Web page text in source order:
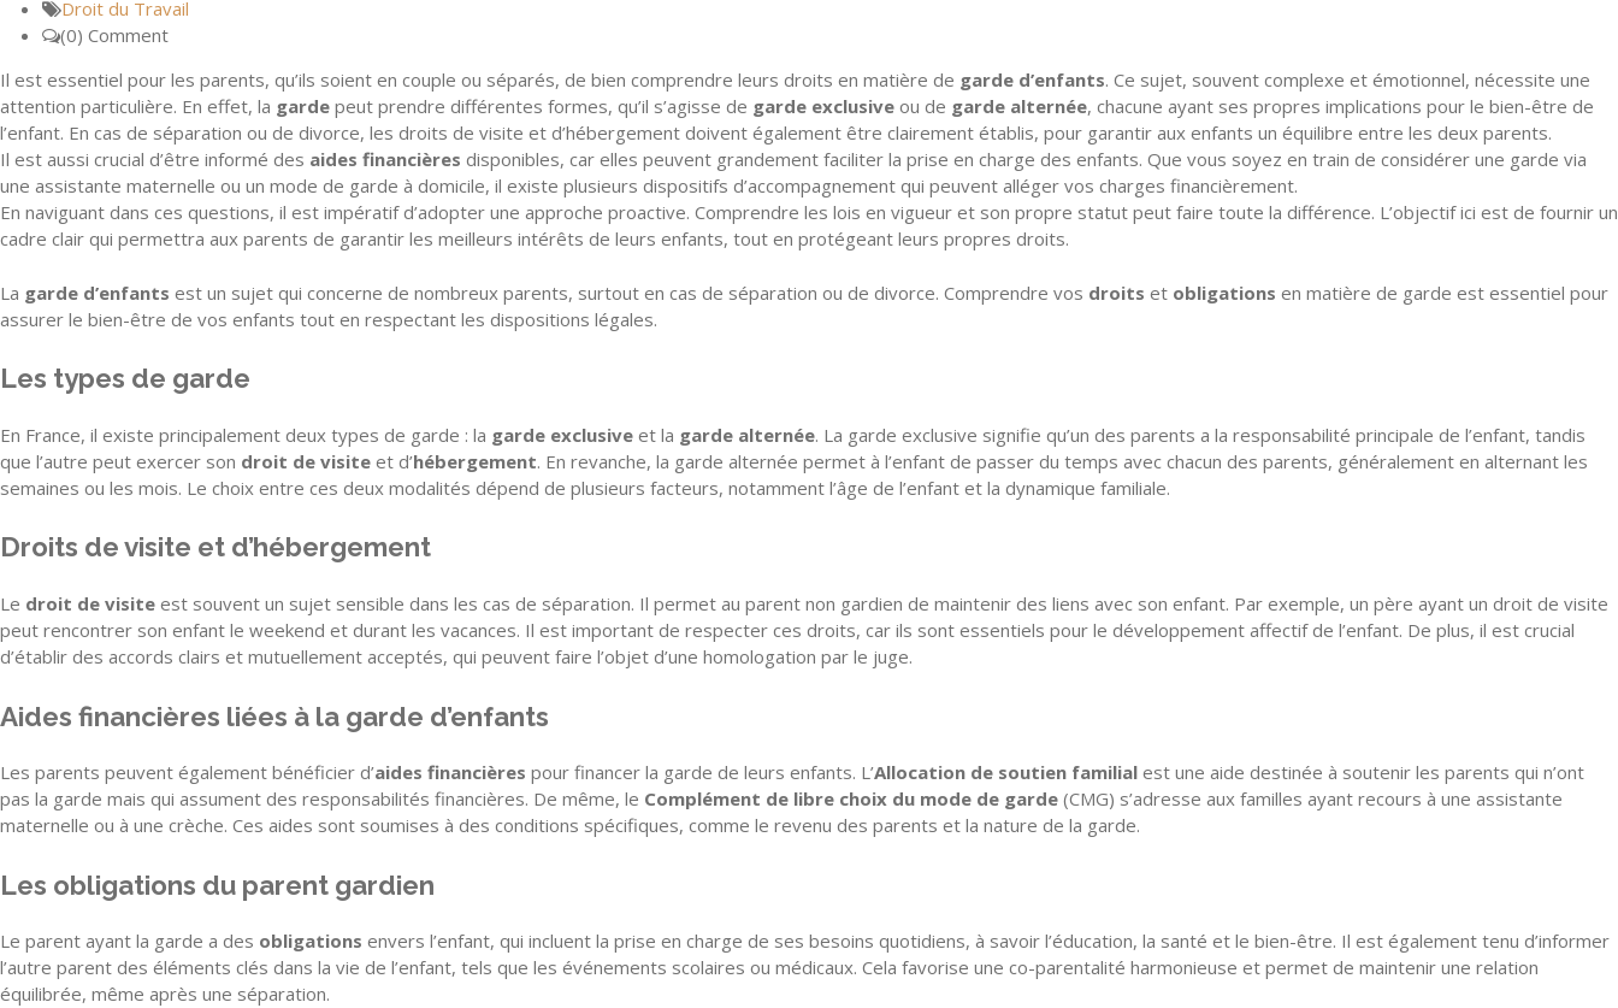
Droit du Travail
(0) Comment
Il est essentiel pour les parents, qu’ils soient en couple ou séparés, de bien comprendre leurs droits en matière de garde d’enfants. Ce sujet, souvent complexe et émotionnel, nécessite une
attention particulière. En effet, la garde peut prendre différentes formes, qu’il s’agisse de garde exclusive ou de garde alternée, chacune ayant ses propres implications pour le bien-être de
l’enfant. En cas de séparation ou de divorce, les droits de visite et d’hébergement doivent également être clairement établis, pour garantir aux enfants un équilibre entre les deux parents.
Il est aussi crucial d’être informé des aides financières disponibles, car elles peuvent grandement faciliter la prise en charge des enfants. Que vous soyez en train de considérer une garde via
une assistante maternelle ou un mode de garde à domicile, il existe plusieurs dispositifs d’accompagnement qui peuvent alléger vos charges financièrement.
En naviguant dans ces questions, il est impératif d’adopter une approche proactive. Comprendre les lois en vigueur et son propre statut peut faire toute la différence. L’objectif ici est de fournir un
cadre clair qui permettra aux parents de garantir les meilleurs intérêts de leurs enfants, tout en protégeant leurs propres droits.
La garde d’enfants est un sujet qui concerne de nombreux parents, surtout en cas de séparation ou de divorce. Comprendre vos droits et obligations en matière de garde est essentiel pour
assurer le bien-être de vos enfants tout en respectant les dispositions légales.
Les types de garde
En France, il existe principalement deux types de garde : la garde exclusive et la garde alternée. La garde exclusive signifie qu’un des parents a la responsabilité principale de l’enfant, tandis
que l’autre peut exercer son droit de visite et d’hébergement. En revanche, la garde alternée permet à l’enfant de passer du temps avec chacun des parents, généralement en alternant les
semaines ou les mois. Le choix entre ces deux modalités dépend de plusieurs facteurs, notamment l’âge de l’enfant et la dynamique familiale.
Droits de visite et d’hébergement
Le droit de visite est souvent un sujet sensible dans les cas de séparation. Il permet au parent non gardien de maintenir des liens avec son enfant. Par exemple, un père ayant un droit de visite
peut rencontrer son enfant le weekend et durant les vacances. Il est important de respecter ces droits, car ils sont essentiels pour le développement affectif de l’enfant. De plus, il est crucial
d’établir des accords clairs et mutuellement acceptés, qui peuvent faire l’objet d’une homologation par le juge.
Aides financières liées à la garde d’enfants
Les parents peuvent également bénéficier d’aides financières pour financer la garde de leurs enfants. L’Allocation de soutien familial est une aide destinée à soutenir les parents qui n’ont
pas la garde mais qui assument des responsabilités financières. De même, le Complément de libre choix du mode de garde (CMG) s’adresse aux familles ayant recours à une assistante
maternelle ou à une crèche. Ces aides sont soumises à des conditions spécifiques, comme le revenu des parents et la nature de la garde.
Les obligations du parent gardien
Le parent ayant la garde a des obligations envers l’enfant, qui incluent la prise en charge de ses besoins quotidiens, à savoir l’éducation, la santé et le bien-être. Il est également tenu d’informer
l’autre parent des éléments clés dans la vie de l’enfant, tels que les événements scolaires ou médicaux. Cela favorise une co-parentalité harmonieuse et permet de maintenir une relation
équilibrée, même après une séparation.